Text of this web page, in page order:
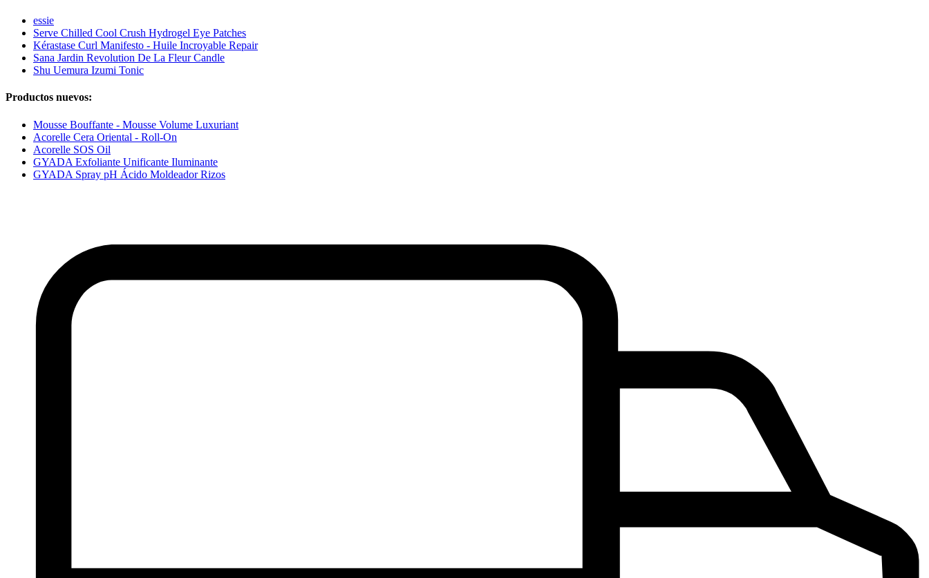
essie
Serve Chilled Cool Crush Hydrogel Eye Patches
Kérastase Curl Manifesto - Huile Incroyable Repair
Sana Jardin Revolution De La Fleur Candle
Shu Uemura Izumi Tonic
Productos nuevos:
Mousse Bouffante - Mousse Volume Luxuriant
Acorelle Cera Oriental - Roll-On
Acorelle SOS Oil
GYADA Exfoliante Unificante Iluminante
GYADA Spray pH Ácido Moldeador Rizos